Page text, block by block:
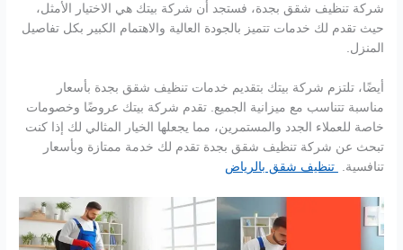
شركة تنظيف شقق بجدة، فستجد أن شركة بيتك هي الاختيار الأمثل،
حيث تقدم لك خدمات تتميز بالجودة العالية والاهتمام الكبير بكل تفاصيل
المنزل.
أيضًا، تلتزم شركة بيتك بتقديم خدمات تنظيف شقق بجدة بأسعار
مناسبة تتناسب مع ميزانية الجميع. تقدم شركة بيتك عروضًا وخصومات
خاصة للعملاء الجدد والمستمرين، مما يجعلها الخيار المثالي لك إذا كنت
تبحث عن شركة تنظيف شقق بجدة تقدم لك خدمة ممتازة وبأسعار
تنافسية.
تنظيف شقق بالرياض